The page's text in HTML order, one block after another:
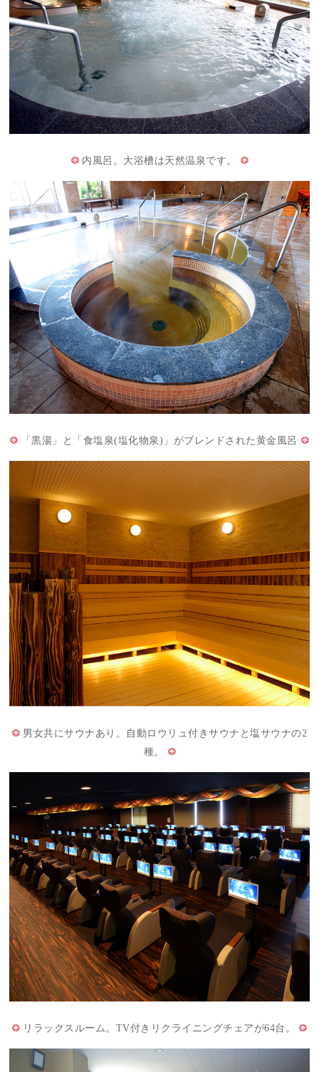
内風呂。大浴槽は天然温泉です。
「黒湯」と「食塩泉(塩化物泉)」がブレンドされた黄金風呂
男女共にサウナあり。自動ロウリュ付きサウナと塩サウナの2
種。
リラックスルーム。TV付きリクライニングチェアが64台。